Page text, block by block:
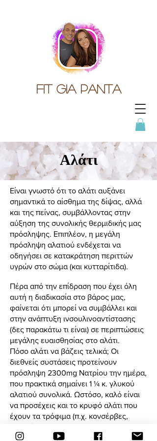
Fit gia panta
Αλάτι
Είναι γνωστό ότι το αλάτι αυξάνει
σημαντικά το αίσθημα της δίψας, αλλά
και της πείνας, συμβάλλοντας στην
αύξηση της συνολικής θερμιδικής μας
πρόσληψης. Επιπλέον, η μεγάλη
πρόσληψη αλατιού ενδέχεται να
οδηγήσει σε κατακράτηση περιττών
υγρών στο σώμα (και κυτταρίτιδα).
Πέρα από την επίδραση που έχει όλη
αυτή η διαδικασία στο βάρος μας,
φαίνεται ότι μπορεί να συμβάλλει και
στην ανάπτυξη ινσουλινοαντίστασης
(δες παρακάτω τι είναι) σε περιπτώσεις
μεγάλης ευαισθησίας στο αλάτι.
Πόσο αλάτι να βάζεις τελικά; Οι
διεθνείς συστάσεις προτείνουν
πρόσληψη 2300mg Νατρίου την ημέρα,
που πρακτικά σημαίνει 1 ¼ κ. γλυκού
αλατιού συνολικά. Ωστόσο, καλό είναι
να προσέχεις και το κρυφό αλάτι που
έχουν τα τρόφιμα (π.χ. κονσέρβες,